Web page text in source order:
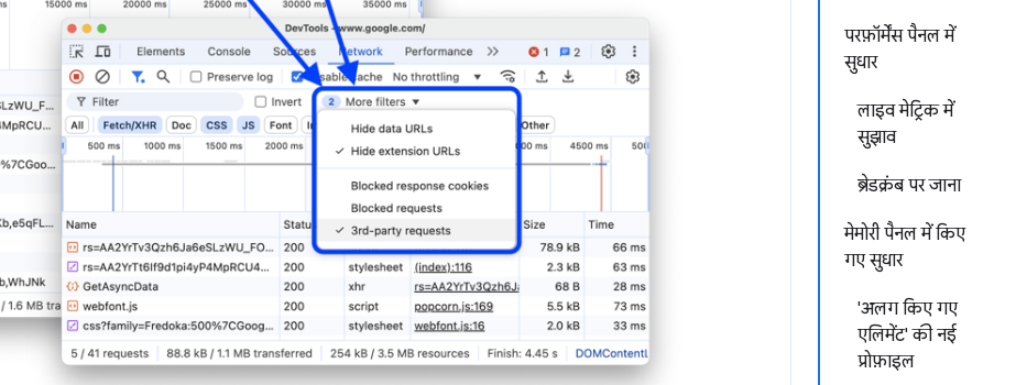
परफ़ॉर्मेंस पैनल में
सुधार
लाइव मेट्रिक में
सुझाव
ब्रेडक्रंब पर जाना
मेमोरी पैनल में किए
गए सुधार
'अलग किए गए
एलिमेंट' की नई
प्रोफ़ाइल